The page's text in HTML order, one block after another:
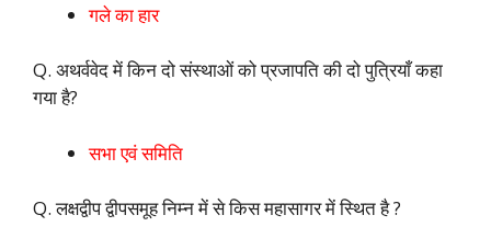
गले का हार
Q. अथर्ववेद में किन दो संस्थाओं को प्रजापति की दो पुत्रियाँ कहा
गया है?
सभा एवं समिति
Q. लक्षद्वीप द्वीपसमूह निम्न में से किस महासागर में स्थित है ?